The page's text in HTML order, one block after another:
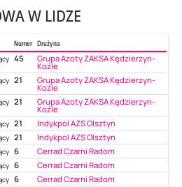
W LIDZE
Numer Drużyna
45 Grupa Azoty ZAKSA Kędzierzyn-
Koźle
21 Grupa Azoty ZAKSA Kędzierzyn-
Koźle
21 Grupa Azoty ZAKSA Kędzierzyn-
Koźle
21 Indykpol AZS Olsztyn
21 Indykpol AZS Olsztyn
6 Cerrad Czarni Radom
6 Cerrad Czarni Radom
6 Cerrad Czarni Radom